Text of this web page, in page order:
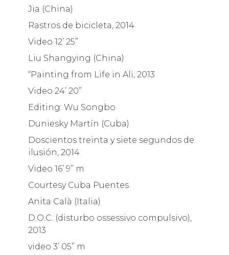
Jia (China)
Rastros de bicicleta, 2014
Video 12’ 25”
Liu Shangying (China)
“Painting from Life in Ali, 2013
Video 24’ 20”
Editing: Wu Songbo
Duniesky Martín (Cuba)
Doscientos treinta y siete segundos de
ilusión, 2014
Video 16’ 9” m
Courtesy Cuba Puentes
Anita Calà (Italia)
D.O.C. (disturbo ossessivo compulsivo),
2013
video 3’ 05” m